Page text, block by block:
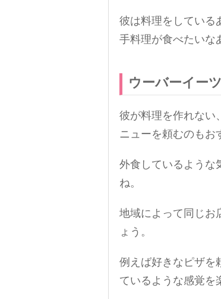
彼は料理をしている
手料理が食べたいな
ウーバーイー
彼が料理を作れない
ニューを頼むのもお
外食しているような
ね。
地域によって同じお
ょう。
例えば好きなピザを
ているような感覚を